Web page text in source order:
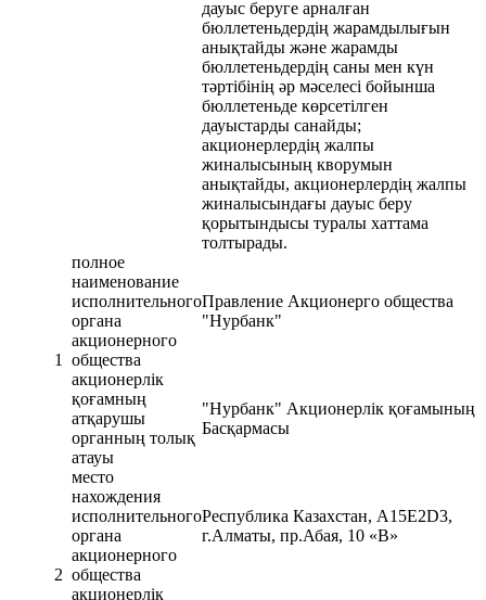
дауыс беруге арналған
бюллетеньдердің жарамдылығын
анықтайды және жарамды
бюллетеньдердің саны мен күн
тәртібінің әр мәселесі бойынша
бюллетеньде көрсетілген
дауыстарды санайды;
акционерлердің жалпы
жиналысының кворумын
анықтайды, акционерлердің жалпы
жиналысындағы дауыс беру
қорытындысы туралы хаттама
толтырады.
1
полное
наименование
исполнительного
органа
акционерного
общества
Правление Акционерго общества
"Нурбанк"
акционерлік
қоғамның
атқарушы
органның толық
атауы
"Нурбанк" Акционерлiк қоғамының
Басқармасы
2
место
нахождения
исполнительного
органа
акционерного
общества
Республика Казахстан, А15Е2D3,
г.Алматы, пр.Абая, 10 «В»
акционерлік